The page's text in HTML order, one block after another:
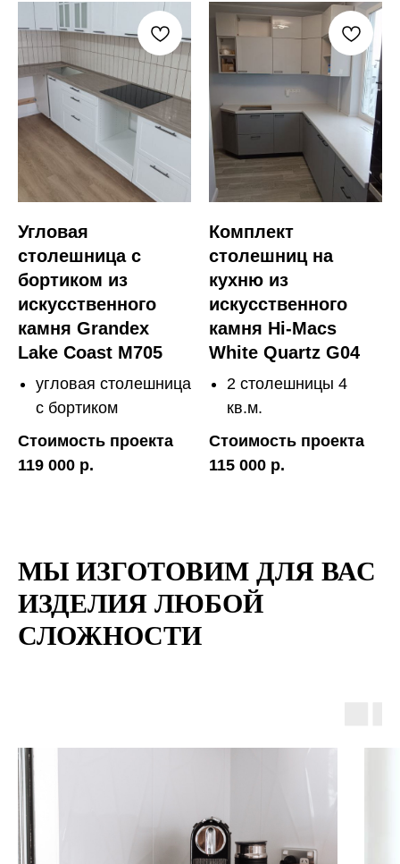
Угловая
столешница с
бортиком из
искусственного
камня Grandex
Lake Coast M705
угловая столешница
с бортиком
Стоимость проекта
119 000 р.
Комплект
столешниц на
кухню из
искусственного
камня Hi-Macs
White Quartz G04
2 столешницы 4
кв.м.
Стоимость проекта
115 000 р.
МЫ ИЗГОТОВИМ ДЛЯ ВАС
ИЗДЕЛИЯ ЛЮБОЙ
СЛОЖНОСТИ